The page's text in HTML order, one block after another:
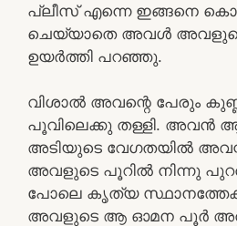
പ്ലീസ് എന്നെ ഇങ്ങനെ
ചെയ്യാതെ അവൾ അവളുടെ
ഉയർത്തി പറഞ്ഞു.
വിശാൽ അവന്റെ പേരും
പൂവിലെക്കു തള്ളി. അവൻ
അടിയുടെ വേഗതയിൽ
അവളുടെ പൂറിൽ നിന്നു
പോലെ കൃത്യ സ്ഥാനത്തേക്ക്
അവളുടെ ആ ഓമന പൂർ